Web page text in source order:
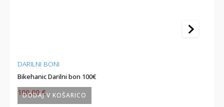
DODAJ V KOŠARICO
DARILNI BONI
Bikehanic Darilni bon 100€
100,00€